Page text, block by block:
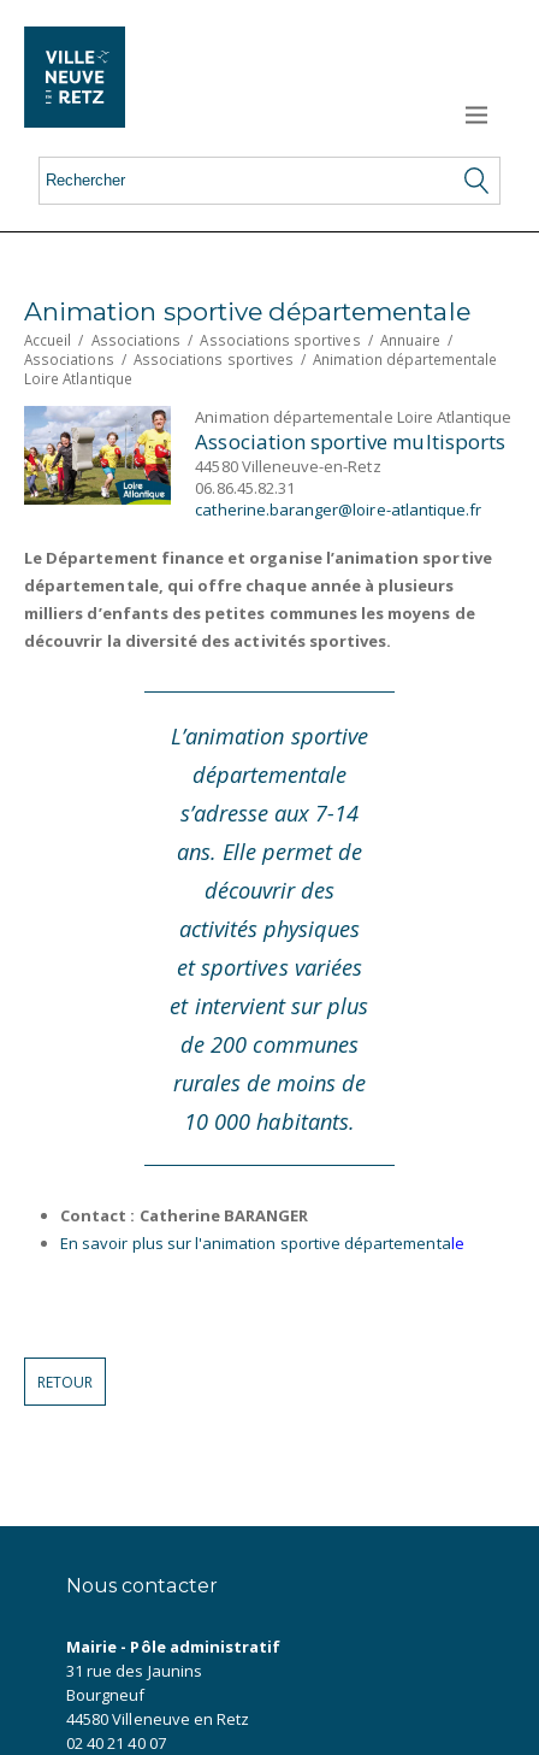
Animation sportive départementale
Accueil / Associations /Associations sportives / Annuaire /
Associations / Associations sportives /Animation départementale
Loire Atlantique
Animation départementale Loire Atlantique
Association sportive multisports
44580 Villeneuve-en-Retz
06.86.45.82.31
catherine.baranger@loire-atlantique.fr
Le Département finance et organise l’animation sportive
départementale, qui offre chaque année à plusieurs
milliers d’enfants des petites communes les moyens de
découvrir la diversité des activités sportives.
L’animation sportive
départementale
s’adresse aux 7-14
ans. Elle permet de
découvrir des
activités physiques
et sportives variées
et intervient sur plus
de 200 communes
rurales de moins de
10 000 habitants.
Contact : Catherine BARANGER
En savoir plus sur l'animation sportive départementale
RETOUR
Nous contacter
Mairie - Pôle administratif
31 rue des Jaunins
Bourgneuf
44580 Villeneuve en Retz
02 40 21 40 07